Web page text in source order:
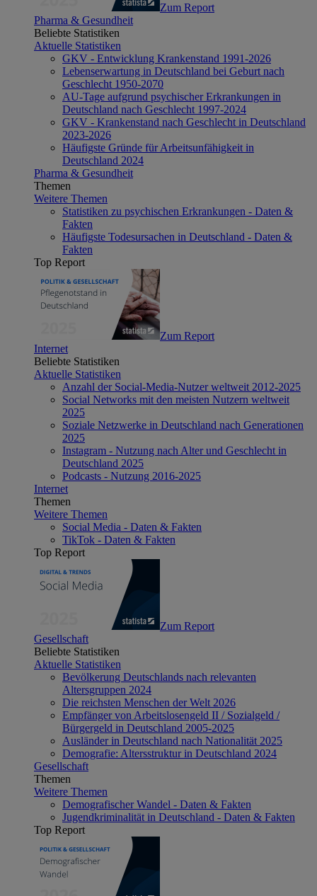
Zum Report
Pharma & Gesundheit
Beliebte Statistiken
Aktuelle Statistiken
GKV - Entwicklung Krankenstand 1991-2026
Lebenserwartung in Deutschland bei Geburt nach
Geschlecht 1950-2070
AU-Tage aufgrund psychischer Erkrankungen in
Deutschland nach Geschlecht 1997-2024
GKV - Krankenstand nach Geschlecht in Deutschland
2023-2026
Häufigste Gründe für Arbeitsunfähigkeit in
Deutschland 2024
Pharma & Gesundheit
Themen
Weitere Themen
Statistiken zu psychischen Erkrankungen - Daten &
Fakten
Häufigste Todesursachen in Deutschland - Daten &
Fakten
Top Report
Zum Report
Internet
Beliebte Statistiken
Aktuelle Statistiken
Anzahl der Social-Media-Nutzer weltweit 2012-2025
Social Networks mit den meisten Nutzern weltweit
2025
Soziale Netzwerke in Deutschland nach Generationen
2025
Instagram - Nutzung nach Alter und Geschlecht in
Deutschland 2025
Podcasts - Nutzung 2016-2025
Internet
Themen
Weitere Themen
Social Media - Daten & Fakten
TikTok - Daten & Fakten
Top Report
Zum Report
Gesellschaft
Beliebte Statistiken
Aktuelle Statistiken
Bevölkerung Deutschlands nach relevanten
Altersgruppen 2024
Die reichsten Menschen der Welt 2026
Empfänger von Arbeitslosengeld II / Sozialgeld /
Bürgergeld in Deutschland 2005-2025
Ausländer in Deutschland nach Nationalität 2025
Demografie: Altersstruktur in Deutschland 2024
Gesellschaft
Themen
Weitere Themen
Demografischer Wandel - Daten & Fakten
Jugendkriminalität in Deutschland - Daten & Fakten
Top Report